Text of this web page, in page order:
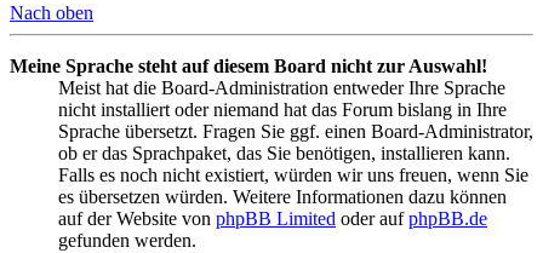
Nach oben
Meine Sprache steht auf diesem Board nicht zur Auswahl!
Meist hat die Board-Administration entweder Ihre Sprache
nicht installiert oder niemand hat das Forum bislang in Ihre
Sprache übersetzt. Fragen Sie ggf. einen Board-Administrator,
ob er das Sprachpaket, das Sie benötigen, installieren kann.
Falls es noch nicht existiert, würden wir uns freuen, wenn Sie
es übersetzen würden. Weitere Informationen dazu können
auf der Website von phpBB Limited oder aufphpBB.de
gefunden werden.